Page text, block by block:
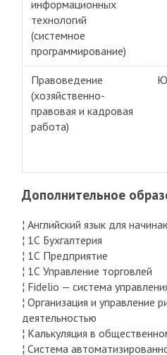
информационных
технологий
(системное
программирование)
Правоведение
(хозяйственно-
правовая и кадровая
работа)
Дополнительное
¦ Английский язык для
¦ 1С Бухгалтерия
¦ 1С Предприятие
¦ 1С Управление торговлей
¦ Fidelio — система
¦ Организация и управление
деятельностью
¦ Калькуляция в
¦ Система